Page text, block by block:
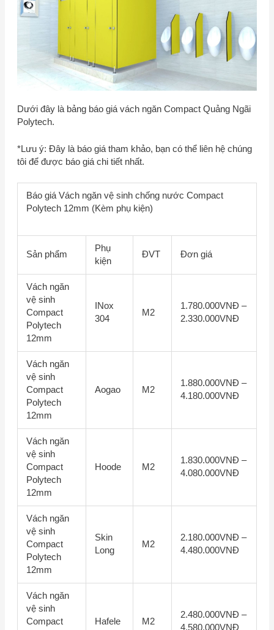
Dưới đây là bảng báo giá vách ngăn Compact Quảng Ngãi
Polytech.
*Lưu ý: Đây là báo giá tham khảo, bạn có thể liên hệ chúng
tôi để được báo giá chi tiết nhất.
Báo giá Vách ngăn vệ sinh chống nước Compact
Polytech 12mm (Kèm phụ kiện)
Sản phẩm
Phụ
kiện
ĐVT Đơn giá
Vách ngăn
vệ sinh
Compact
Polytech
12mm
INox
304
M2
1.780.000VNĐ –
2.330.000VNĐ
Vách ngăn
vệ sinh
Compact
Polytech
12mm
Aogao M2
1.880.000VNĐ –
4.180.000VNĐ
Vách ngăn
vệ sinh
Compact
Polytech
12mm
Hoode M2
1.830.000VNĐ –
4.080.000VNĐ
Vách ngăn
vệ sinh
Compact
Polytech
12mm
Skin
Long
M2
2.180.000VNĐ –
4.480.000VNĐ
Vách ngăn
vệ sinh
Compact
Hafele M2
2.480.000VNĐ –
4.580.000VNĐ